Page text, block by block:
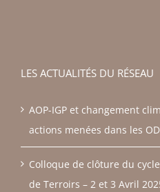
LES ACTUALITÉS DU RÉSEAU
AOP-IGP et changement
actions menées dans les
Colloque de clôture du
de Terroirs – 2 et 3 Avril